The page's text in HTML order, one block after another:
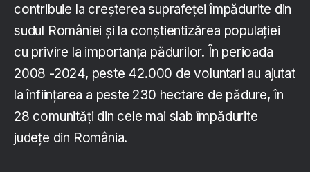
contribuie la creșterea suprafeței împădurite din
sudul României și la conștientizărea populației
cu privire la importanța pădurilor. În perioada
2008 -2024, peste 42.000 de voluntari au ajutat
la înființarea a peste 230 hectare de pădure, în
28 comunități din cele mai slab împădurite
județe din România.